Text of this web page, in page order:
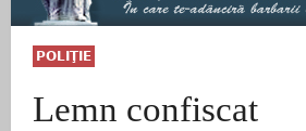
POLIŢIE
Lemn confiscat